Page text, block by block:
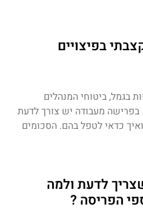
בפיצויים
בגמל, ביטוחי המנהלים
בפרישה מעבודה יש צורך לדעת
כדאי לטפל בהם. הסכומים
לדעת ולמה
הפריסה ?